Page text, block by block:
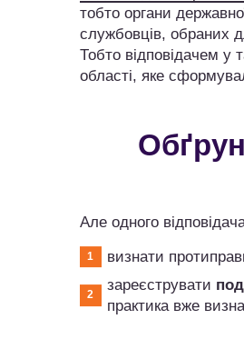
тобто органи
службовців, обраних
Тобто відповідачем у
області, яке
Але одного
визнати
зареєструвати
практика вже